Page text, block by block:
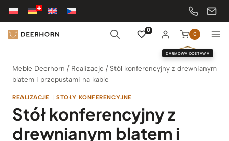
Przejdź
treści
0
0
DARMOWA DOSTAWA
Meble Deerhorn / Realizacje / Stół konferencyjny z drewnianym
blatem i przepustami na kable
REALIZACJE | STOŁY KONFERENCYJNE
Stół konferencyjny z
drewnianym blatem i